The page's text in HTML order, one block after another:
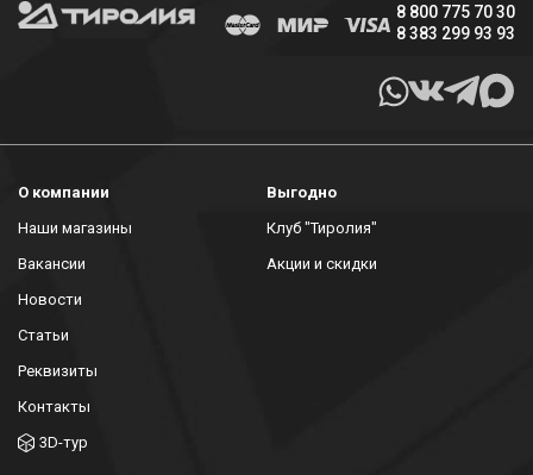
8 800 775 70 30
8 383 299 93 93
О компании
Наши магазины
Вакансии
Новости
Статьи
Реквизиты
Контакты
3D-тур
Выгодно
Клуб "Тиролия"
Акции и скидки